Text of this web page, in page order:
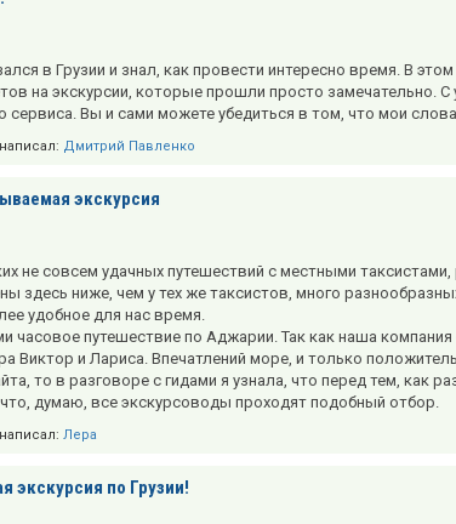
в Грузии и знал, как провести интересно время. В
на экскурсии, которые прошли просто замечательно.
сервиса. Вы и сами можете убедиться в том, что мои
Дмитрий Павленко
экскурсия
не совсем удачных путешествий с местными
здесь ниже, чем у тех же таксистов, много
удобное для нас время.
часовое путешествие по Аджарии. Так как наша
Виктор и Лариса. Впечатлений море, и только
то в разговоре с гидами я узнала, что перед тем, как
думаю, все экскурсоводы проходят подобный отбор.
Лера
экскурсия по Грузии!